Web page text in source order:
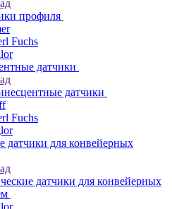
профиля
Fuchs
датчики
датчики
Fuchs
датчики для конвейерных
датчики для конвейерных